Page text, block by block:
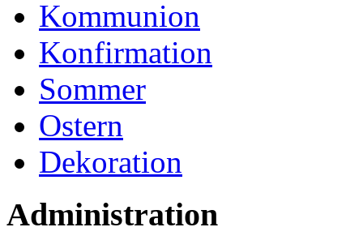
Kommunion
Konfirmation
Sommer
Ostern
Dekoration
Administration